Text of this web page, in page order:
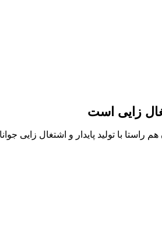
زایی است
با تولید پایدار و اشتغال زایی